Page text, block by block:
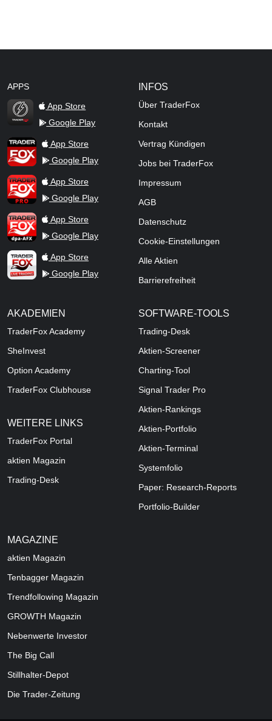
APPS
TraderFox Flash
App Store
Google Play
TraderFox AppApp Store
Google Play
TraderFox ProApp Store
Google Play
TraderFox dpa-AFX ProFeed
App Store
Google Play
TraderFox Live Trading
App Store
Google Play
INFOS
Über TraderFox
Kontakt
Vertrag Kündigen
Jobs bei TraderFox
Impressum
AGB
Datenschutz
Cookie-Einstellungen
Alle Aktien
Barrierefreiheit
AKADEMIEN
TraderFox Academy
SheInvest
Option Academy
TraderFox Clubhouse
WEITERE LINKS
TraderFox Portal
aktien Magazin
Trading-Desk
SOFTWARE-TOOLS
Trading-Desk
Aktien-Screener
Charting-Tool
Signal Trader Pro
Aktien-Rankings
Aktien-Portfolio
Aktien-Terminal
Systemfolio
Paper: Research-Reports
Portfolio-Builder
MAGAZINE
aktien Magazin
Tenbagger Magazin
Trendfollowing Magazin
GROWTH Magazin
Nebenwerte Investor
The Big Call
Stillhalter-Depot
Die Trader-Zeitung